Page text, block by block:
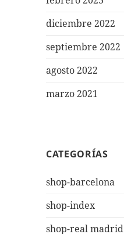
diciembre 2022
septiembre 2022
agosto 2022
marzo 2021
CATEGORÍAS
shop-barcelona
shop-index
shop-real madrid